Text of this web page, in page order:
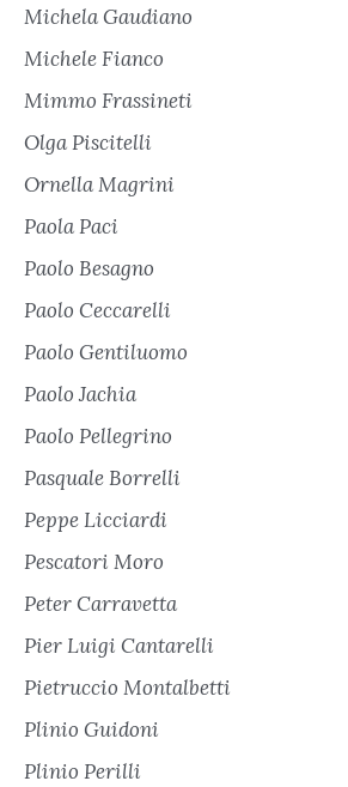
Michela Gaudiano
Michele Fianco
Mimmo Frassineti
Olga Piscitelli
Ornella Magrini
Paola Paci
Paolo Besagno
Paolo Ceccarelli
Paolo Gentiluomo
Paolo Jachia
Paolo Pellegrino
Pasquale Borrelli
Peppe Licciardi
Pescatori Moro
Peter Carravetta
Pier Luigi Cantarelli
Pietruccio Montalbetti
Plinio Guidoni
Plinio Perilli